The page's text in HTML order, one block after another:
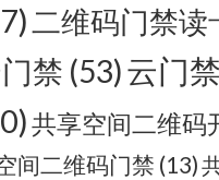
二维码门禁读
禁 (53)云门
共享空间二维码
间二维码门禁 (13)